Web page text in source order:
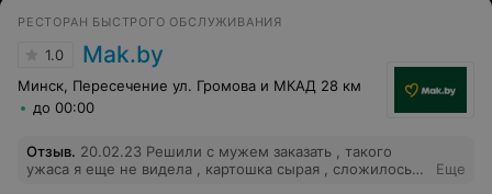
РЕСТОРАН БЫСТРОГО ОБСЛУЖИВАНИЯ
1.0 Mak.by
Минск, Пересечение ул. Громова и МКАД 28 км
до 00:00
Отзыв. 20.02.23 Решили с мужем заказать , такого
ужаса я еще не видела , картошка сырая , сложилось
Еще